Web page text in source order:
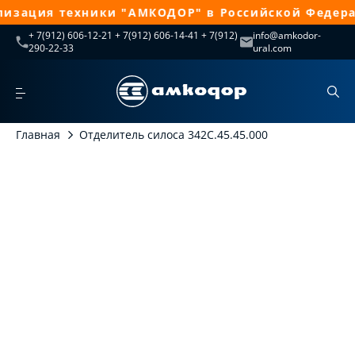
техники "АМКОДОР" в Российской
+ 7(912) 606-12-21 + 7(912) 606-14-41 + 7(912)
290-22-33
info@amkodor-
ural.com
Главная Отделитель силоса 342С.45.45.000